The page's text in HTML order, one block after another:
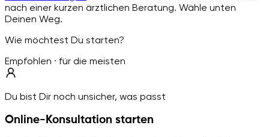
nach einer kurzen ärztlichen Beratung. Wähle unten
Deinen Weg.
Wie möchtest Du starten?
Empfohlen · für die meisten
Du bist Dir noch unsicher, was passt
Online-Konsultation starten